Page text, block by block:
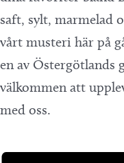
saft, sylt, marmelad
vårt musteri här på
en av Östergötlands
välkommen att
med oss.